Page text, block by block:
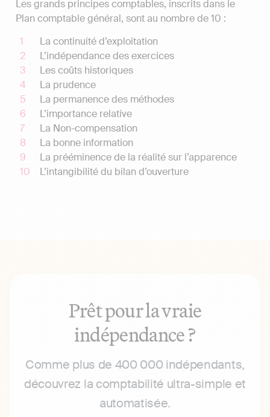
Les grands principes comptables, inscrits dans le
Plan comptable général, sont au nombre de 10 :
La continuité d’exploitation
L’indépendance des exercices
Les coûts historiques
La prudence
La permanence des méthodes
L’importance relative
La Non-compensation
La bonne information
La prééminence de la réalité sur l’apparence
L’intangibilité du bilan d’ouverture
Prêt pour la vraie
indépendance ?
Comme plus de 400 000 indépendants,
découvrez la comptabilité ultra-simple et
automatisée.